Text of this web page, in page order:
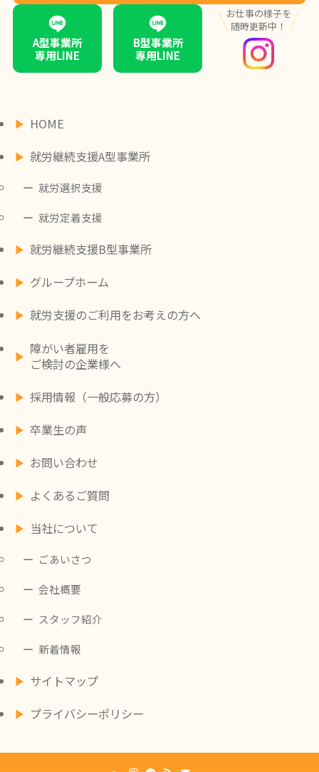
A型事業所
専用LINE
B型事業所
専用LINE
お仕事の様子を
随時更新中！
HOME
就労継続支援A型事業所
就労選択支援
就労定着支援
就労継続支援B型事業所
グループホーム
就労支援のご利用をお考えの方へ
障がい者雇用を
ご検討の企業様へ
採用情報（一般応募の方）
卒業生の声
お問い合わせ
よくあるご質問
当社について
ごあいさつ
会社概要
スタッフ紹介
新着情報
サイトマップ
プライバシーポリシー